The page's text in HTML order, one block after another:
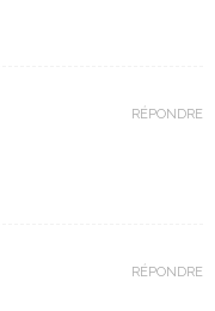
RÉPONDRE
RÉPONDRE